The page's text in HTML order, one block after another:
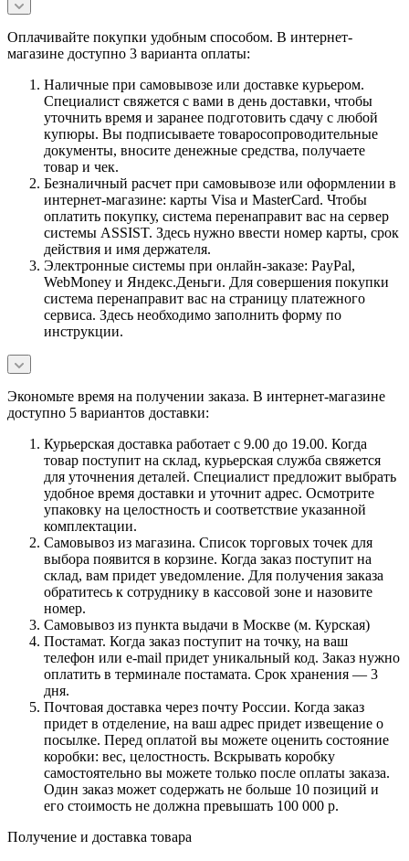
Оплачивайте покупки удобным способом. В интернет-
магазине доступно 3 варианта оплаты:
Наличные при самовывозе или доставке курьером.
Специалист свяжется с вами в день доставки, чтобы
уточнить время и заранее подготовить сдачу с любой
купюры. Вы подписываете товаросопроводительные
документы, вносите денежные средства, получаете
товар и чек.
Безналичный расчет при самовывозе или оформлении в
интернет-магазине: карты Visa и MasterCard. Чтобы
оплатить покупку, система перенаправит вас на сервер
системы ASSIST. Здесь нужно ввести номер карты, срок
действия и имя держателя.
Электронные системы при онлайн-заказе: PayPal,
WebMoney и Яндекс.Деньги. Для совершения покупки
система перенаправит вас на страницу платежного
сервиса. Здесь необходимо заполнить форму по
инструкции.
Экономьте время на получении заказа. В интернет-магазине
доступно 5 вариантов доставки:
Курьерская доставка работает с 9.00 до 19.00. Когда
товар поступит на склад, курьерская служба свяжется
для уточнения деталей. Специалист предложит выбрать
удобное время доставки и уточнит адрес. Осмотрите
упаковку на целостность и соответствие указанной
комплектации.
Самовывоз из магазина. Список торговых точек для
выбора появится в корзине. Когда заказ поступит на
склад, вам придет уведомление. Для получения заказа
обратитесь к сотруднику в кассовой зоне и назовите
номер.
Самовывоз из пункта выдачи в Москве (м. Курская)
Постамат. Когда заказ поступит на точку, на ваш
телефон или e-mail придет уникальный код. Заказ нужно
оплатить в терминале постамата. Срок хранения — 3
дня.
Почтовая доставка через почту России. Когда заказ
придет в отделение, на ваш адрес придет извещение о
посылке. Перед оплатой вы можете оценить состояние
коробки: вес, целостность. Вскрывать коробку
самостоятельно вы можете только после оплаты заказа.
Один заказ может содержать не больше 10 позиций и
его стоимость не должна превышать 100 000 р.
Получение и доставка товара